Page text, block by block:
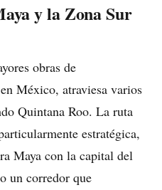
y la Zona Sur
obras de
México, atraviesa varios
Quintana Roo. La ruta
estratégica,
Maya con la capital del
un corredor que